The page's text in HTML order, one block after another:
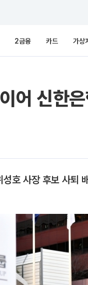
2금융 카드 가상
어 신한
호 사장 후보 사퇴